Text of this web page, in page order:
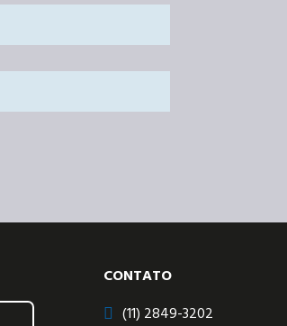
CONTATO
(11) 2849-3202